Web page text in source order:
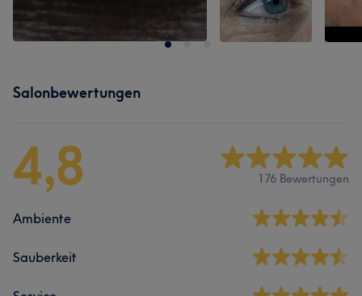
Salonbewertungen
4,8 176 Bewertungen
Ambiente
Sauberkeit